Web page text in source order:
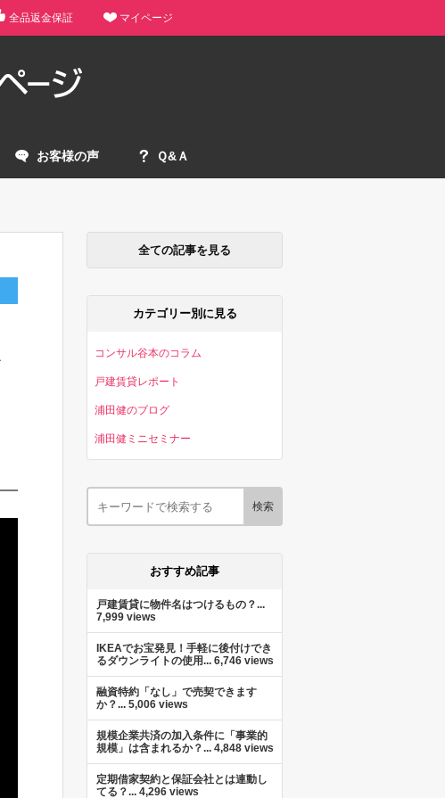
全品返金保証 マイページ
お客様の声 Ｑ&Ａ
全ての記事を見る
カテゴリー別に見る
コンサル谷本のコラム
戸建賃貸レポート
浦田健のブログ
浦田健ミニセミナー
おすすめ記事
戸建賃貸に物件名はつけるもの？...
7,999 views
IKEAでお宝発見！手軽に後付けでき
るダウンライトの使用... 6,746 views
融資特約「なし」で売契できます
か？... 5,006 views
規模企業共済の加入条件に「事業的
規模」は含まれるか？... 4,848 views
定期借家契約と保証会社とは連動し
てる？... 4,296 views